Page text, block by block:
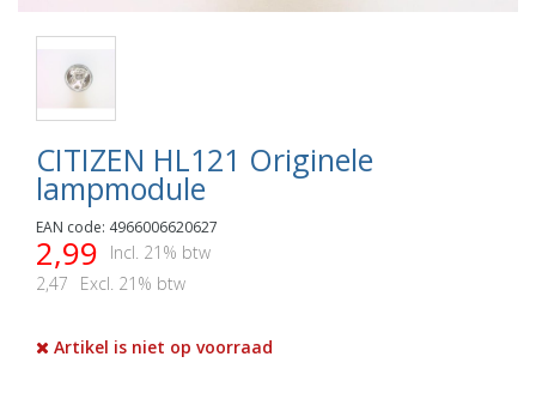
CITIZEN HL121 Originele
lampmodule
EAN code: 4966006620627
2,99
Incl. 21% btw
2,47
Excl. 21% btw
Artikel is niet op voorraad